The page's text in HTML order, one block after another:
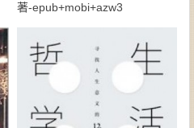
著-epub+mobi+azw3